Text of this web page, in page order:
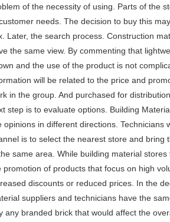
of the necessity of using. Parts of the
needs. The decision to buy this
Later, the search process. Construction
the same view. By commenting that
and the use of the product is not
will be related to the price and
in the group. And purchased for
step is to evaluate options. Building
opinions in different directions. Technicians
is to select the nearest store and bring
same area. While building material
promotion of products that focus on high
discounts or reduced prices. In the
suppliers and technicians have the
any branded brick that would affect the